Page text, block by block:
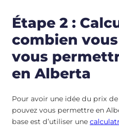
Étape 2 :
combien
vous
en Alberta
Pour avoir une idée du prix
pouvez vous permettre en
base est d’utiliser une